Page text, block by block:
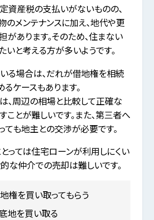
資産税の支払いがないものの、
のメンテナンスに加え、地代や更
あります。そのため、住まない
と考える方が多いようです。
る場合は、だれが借地権を相続
ケースもあります。
、周辺の相場と比較して正確な
とが難しいです。また、第三者へ
ても地主との交渉が必要です。
っては住宅ローンが利用しにくい
な仲介での売却は難しいです。
権を買い取ってもらう
地を買い取る